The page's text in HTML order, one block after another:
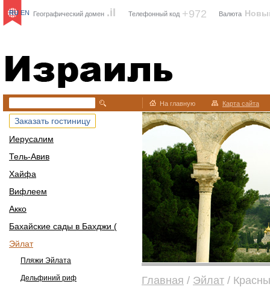
Израиль
Географический домен .il Телефонный код +972 Валюта
RU EN
На главную Карта сайта
Заказать гостиницу
Иерусалим
Тель-Авив
Хайфа
Вифлеем
Акко
Бахайские сады в Бахджи (
Эйлат
Пляжи Эйлата
Дельфиний риф Главная / Эйлат /